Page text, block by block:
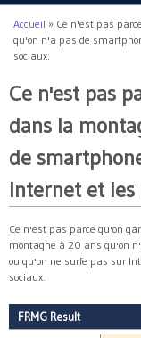
Vous êtes ici
Accueil » Ce n'est pas
qu'on n'a pas de
sociaux.
Ce n'est pas
dans la
de
Internet et les
Ce n'est pas parce qu'on
montagne à 20 ans qu'on
ou qu'on ne surfe pas sur
sociaux.
FRMG Result